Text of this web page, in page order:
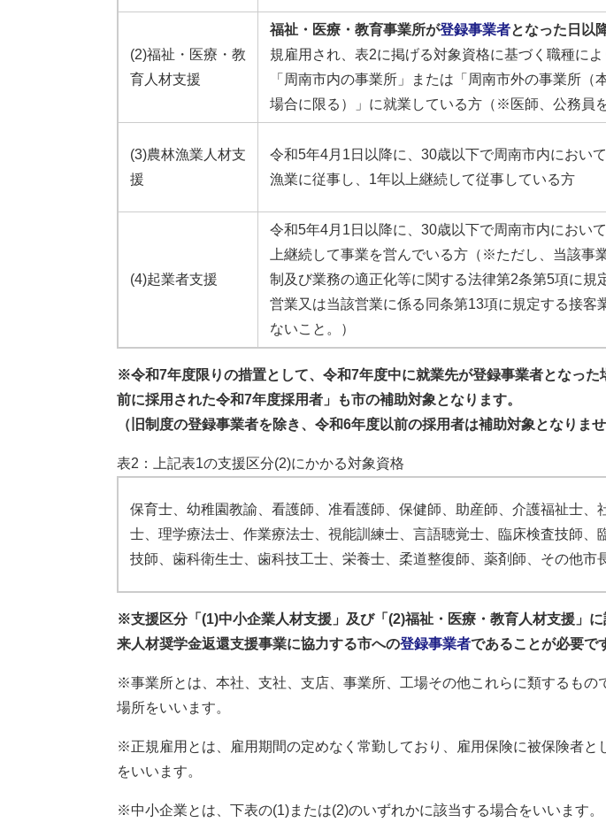
(2)福祉・医療・教
育人材支援
福祉・医療・教育事業所が登録事業者となった日以
規雇用され、表2に掲げる対象資格に基づく職種によ
「周南市内の事業所」または「周南市外の事業所（
場合に限る）」に就業している方（※医師、公務員を
(3)農林漁業人材支
援
令和5年4月1日以降に、30歳以下で周南市内におい
漁業に従事し、1年以上継続して従事している方
(4)起業者支援
令和5年4月1日以降に、30歳以下で周南市内におい
上継続して事業を営んでいる方（※ただし、当該事
制及び業務の適正化等に関する法律第2条第5項に規
営業又は当該営業に係る同条第13項に規定する接客
ないこと。）
※令和7年度限りの措置として、令和7年度中に就業先が登録事業者となった
前に採用された令和7年度採用者」も市の補助対象となります。​
（旧制度の登録事業者を除き、令和6年度以前の採用者は補助対象となりませ
表2：上記表1の支援区分(2)にかかる対象資格
保育士、幼稚園教諭、看護師、准看護師、保健師、助産師、介護福祉士、
士、理学療法士、作業療法士、視能訓練士、言語聴覚士、臨床検査技師、
技師、歯科衛生士、歯科技工士、栄養士、柔道整復師、薬剤師、その他市
※支援区分「(1)中小企業人材支援」及び「(2)福祉・医療・教育人材支援」
来人材奨学金返還支援事業に協力する市への登録事業者であることが必要で
​※事業所とは、本社、支社、支店、事業所、工場その他これらに類するもの
場所をいいます。
※正規雇用とは、雇用期間の定めなく常勤しており、雇用保険に被保険者と
をいいます。
※中小企業とは、下表の(1)または(2)のいずれかに該当する場合をいいます。